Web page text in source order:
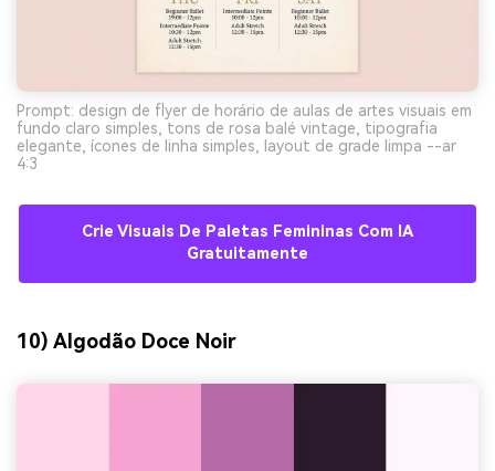
Prompt: design de flyer de horário de aulas de artes visuais em
fundo claro simples, tons de rosa balé vintage, tipografia
elegante, ícones de linha simples, layout de grade limpa --ar
4:3
Crie Visuais De Paletas Femininas Com IA
Gratuitamente
10) Algodão Doce Noir